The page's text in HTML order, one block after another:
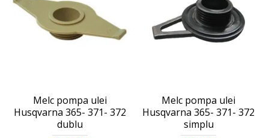
Melc pompa ulei
Husqvarna 365- 371- 372
dublu
Melc pompa ulei
Husqvarna 365- 371- 372
simplu